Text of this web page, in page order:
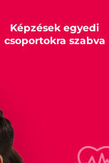
Képzések egyedi
csoportokra szabva